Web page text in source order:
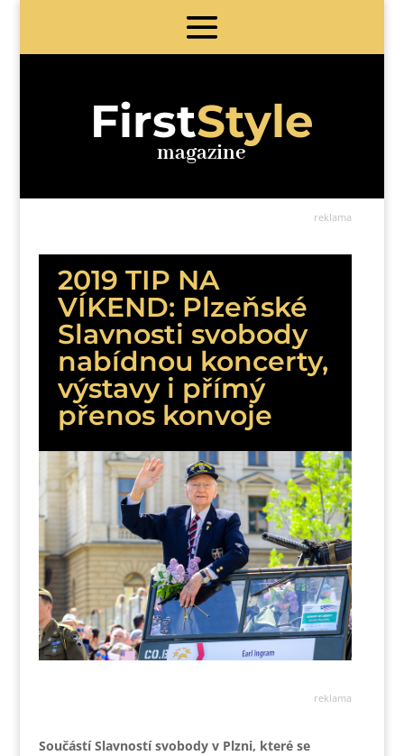
FirstStyle
magazine
reklama
2019 TIP NA
VÍKEND: Plzeňské
Slavnosti svobody
nabídnou koncerty,
výstavy i přímý
přenos konvoje
reklama
Součástí Slavností svobody v Plzni, které se